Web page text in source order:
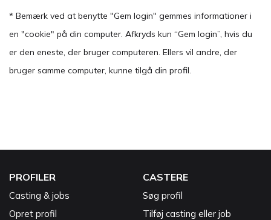
* Bemærk ved at benytte "Gem login" gemmes informationer i
en "cookie" på din computer. Afkryds kun “Gem login”, hvis du
er den eneste, der bruger computeren. Ellers vil andre, der
bruger samme computer, kunne tilgå din profil.
PROFILER
Casting & jobs
Opret profil
CASTERE
Søg profil
Tilføj casting eller job